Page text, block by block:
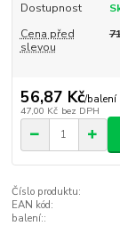
Dostupnost
Cena před
slevou
56,87 Kč/balení
47,00 Kč bez DPH
Číslo produktu:
EAN kód:
balení::